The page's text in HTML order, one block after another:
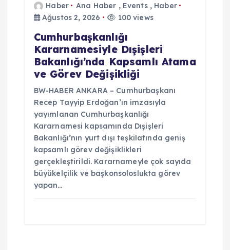
Haber Ana Haber , Events, Haber
Ağustos 2, 2026
100 views
Cumhurbaşkanlığı
Kararnamesiyle Dışişleri
Bakanlığı’nda Kapsamlı Atama
ve Görev Değişikliği
BW-HABER ANKARA – Cumhurbaşkanı
Recep Tayyip Erdoğan’ın imzasıyla
yayımlanan Cumhurbaşkanlığı
Kararnamesi kapsamında Dışişleri
Bakanlığı’nın yurt dışı teşkilatında geniş
kapsamlı görev değişiklikleri
gerçekleştirildi. Kararnameyle çok sayıda
büyükelçilik ve başkonsoloslukta görev
yapan…